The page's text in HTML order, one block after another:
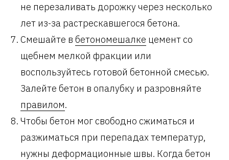
не перезаливать дорожку через несколько
лет из-за растрескавшегося бетона.
Смешайте в бетономешалке цемент со
щебнем мелкой фракции или
воспользуйтесь готовой бетонной смесью.
Залейте бетон в опалубку и разровняйте
правилом.
Чтобы бетон мог свободно сжиматься и
разжиматься при перепадах температур,
нужны деформационные швы. Когда бетон